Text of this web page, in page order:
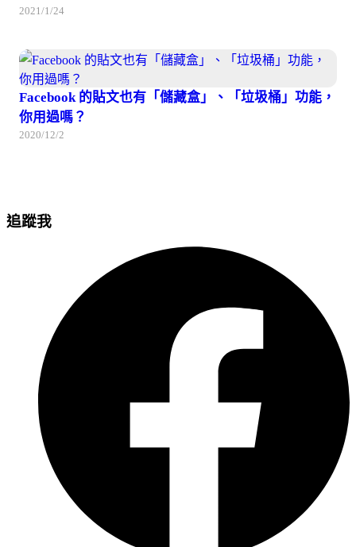
2021/1/24
Facebook 的貼文也有「儲藏盒」、「垃圾桶」功能，
你用過嗎？
2020/12/2
追蹤我